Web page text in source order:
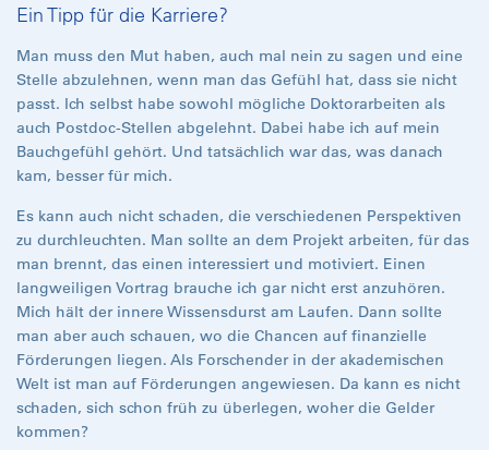
Ein Tipp für die Karriere?
Man muss den Mut haben, auch mal nein zu sagen und eine
Stelle abzulehnen, wenn man das Gefühl hat, dass sie nicht
passt. Ich selbst habe sowohl mögliche Doktorarbeiten als
auch Postdoc-Stellen abgelehnt. Dabei habe ich auf mein
Bauchgefühl gehört. Und tatsächlich war das, was danach
kam, besser für mich.
Es kann auch nicht schaden, die verschiedenen Perspektiven
zu durchleuchten. Man sollte an dem Projekt arbeiten, für das
man brennt, das einen interessiert und motiviert. Einen
langweiligen Vortrag brauche ich gar nicht erst anzuhören.
Mich hält der innere Wissensdurst am Laufen. Dann sollte
man aber auch schauen, wo die Chancen auf finanzielle
Förderungen liegen. Als Forschender in der akademischen
Welt ist man auf Förderungen angewiesen. Da kann es nicht
schaden, sich schon früh zu überlegen, woher die Gelder
kommen?